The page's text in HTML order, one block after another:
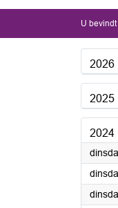
U
2026
2025
2024